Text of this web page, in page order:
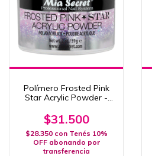
Polímero Frosted Pink
Star Acrylic Powder -
$31.500
$28.350 con Tenés 10%
OFF abonando por
transferencia